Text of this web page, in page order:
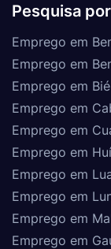
Pesquisa
Emprego em
Emprego em
Emprego em Bié
Emprego em
Emprego em
Emprego em
Emprego em
Emprego em
Emprego em
Emprego em